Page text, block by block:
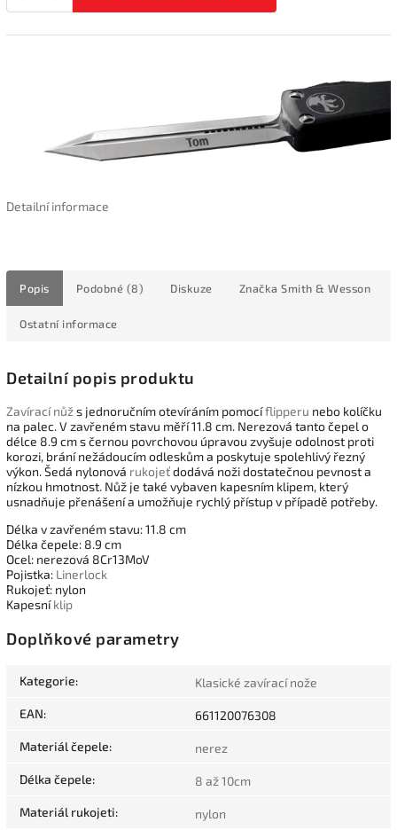
Detailní informace
Popis Podobné (8) Diskuze Značka Smith & Wesson
Ostatní informace
Detailní popis produktu
Zavírací nůžs jednoručním otevíráním pomocíflipperu nebo kolíčku
na palec. V zavřeném stavu měří 11.8 cm. Nerezová tanto čepel o
délce 8.9 cm s černou povrchovou úpravou zvyšuje odolnost proti
korozi, brání nežádoucím odleskům a poskytuje spolehlivý řezný
výkon. Šedá nylonová rukojeťdodává noži dostatečnou pevnost a
nízkou hmotnost. Nůž je také vybaven kapesním klipem, který
usnadňuje přenášení a umožňuje rychlý přístup v případě potřeby.
Délka v zavřeném stavu: 11.8 cm
Délka čepele: 8.9 cm
Ocel: nerezová 8Cr13MoV
Pojistka: Linerlock
Rukojeť: nylon
Kapesníklip
Doplňkové parametry
Kategorie: Klasické zavírací nože
EAN: 661120076308
Materiál čepele: nerez
Délka čepele: 8 až 10cm
Materiál rukojeti: nylon